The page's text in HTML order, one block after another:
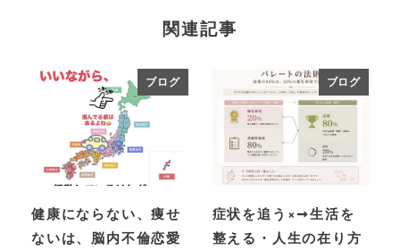
関連記事
ブログ
健康にならない、痩せ
ないは、脳内不倫恋愛
ブログ
症状を追う×➞生活を
整える・人生の在り方